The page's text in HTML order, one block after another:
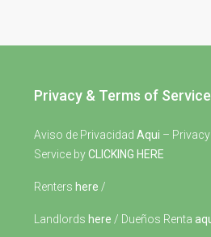
Privacy & Terms of Service
Aviso de Privacidad Aqui –
Service byCLICKING HERE
Renters here /
Landlords here / Dueños Renta